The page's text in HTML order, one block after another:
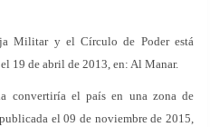
Militar y el Círculo de Poder está
19 de abril de 2013, en: Al Manar.
convertiría el país en una zona de
el 09 de noviembre de 2015,